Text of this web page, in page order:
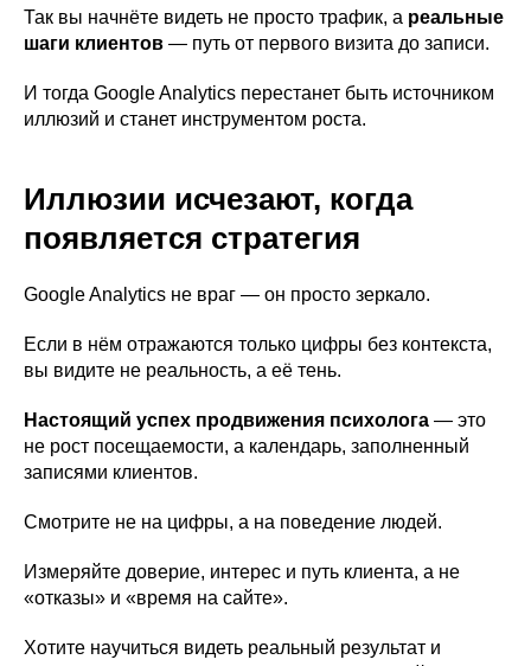
Так вы начнёте видеть не просто трафик, а реальные
шаги клиентов — путь от первого визита до записи.
И тогда Google Analytics перестанет быть источником
иллюзий и станет инструментом роста.
Иллюзии исчезают, когда
появляется стратегия
Google Analytics не враг — он просто зеркало.
Если в нём отражаются только цифры без контекста,
вы видите не реальность, а её тень.
Настоящий успех продвижения психолога — это
не рост посещаемости, а календарь, заполненный
записями клиентов.
Смотрите не на цифры, а на поведение людей.
Измеряйте доверие, интерес и путь клиента, а не
«отказы» и «время на сайте».
Хотите научиться видеть реальный результат и